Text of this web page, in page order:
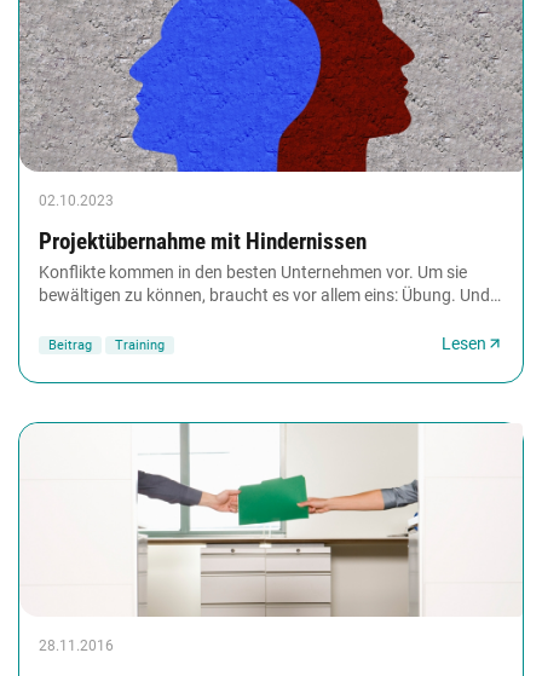
02.10.2023
Projektübernahme mit Hindernissen
Konflikte kommen in den besten Unternehmen vor. Um sie
bewältigen zu können, braucht es vor allem eins: Übung. Und
Beitrag Training Lesen
28.11.2016